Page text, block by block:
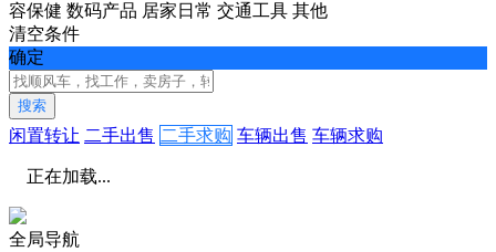
容保健 数码产品 居家日常 交通工具 其他
清空条件
确定
搜索
闲置转让 二手出售 二手求购 车辆出售 车辆求购
正在加载...
全局导航